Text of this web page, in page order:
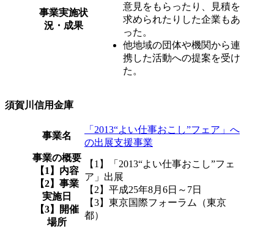
事業実施状
況・成果
意見をもらったり、見積を
求められたりした企業もあ
った。
他地域の団体や機関から連
携した活動への提案を受け
た。
須賀川信用金庫
事業名
「2013“よい仕事おこし”フェア」へ
の出展支援事業
事業の概要
【1】内容
【2】事業
実施日
【3】開催
場所
【1】「2013“よい仕事おこし”フェ
ア」出展
【2】平成25年8月6日～7日
【3】東京国際フォーラム（東京
都）